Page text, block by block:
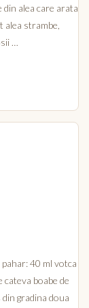
alea care arata
alea strambe,
…
40 ml votca
cateva boabe de
gradina doua